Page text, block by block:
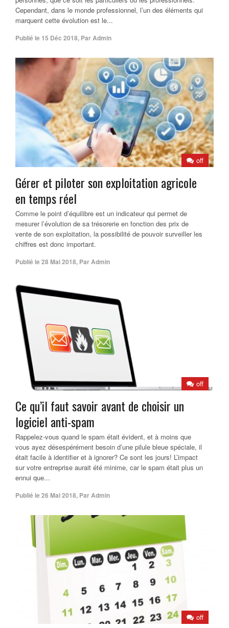
Cependant, dans le monde professionnel, l’un des éléments qui
marquent cette évolution est le...
Publié le 15 Déc 2018, ParAdmin
off
Gérer et piloter son exploitation agricole
en temps réel
Comme le point d’équilibre est un indicateur qui permet de
mesurer l’évolution de sa trésorerie en fonction des prix de
vente de son exploitation, la possibilité de pouvoir surveiller les
chiffres est donc important.
Publié le28 Mai 2018, Par Admin
off
Ce qu’il faut savoir avant de choisir un
logiciel anti-spam
Rappelez-vous quand le spam était évident, et à moins que
vous ayez désespérément besoin d’une pilule bleue spéciale, il
était facile à identifier et à ignorer? Ce sont les jours! L’impact
sur votre entreprise aurait été minime, car le spam était plus un
ennui que...
Publié le26 Mai 2018, ParAdmin
off